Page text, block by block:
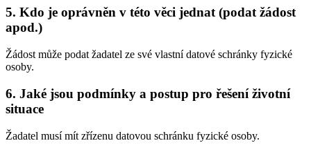
5. Kdo je oprávněn v této věci jednat (podat žádost
apod.)
Žádost může podat žadatel ze své vlastní datové schránky fyzické
osoby.
6. Jaké jsou podmínky a postup pro řešení životní
situace
Žadatel musí mít zřízenu datovou schránku fyzické osoby.